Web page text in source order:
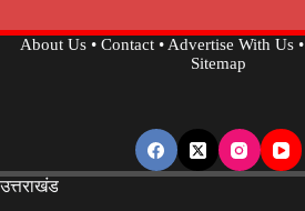
About Us• Contact•Advertise With Us•
Sitemap
उत्तराखंड